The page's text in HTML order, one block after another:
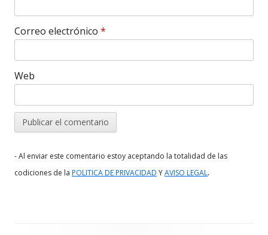
Correo electrónico *
Web
- Al enviar este comentario estoy aceptando la totalidad de las
codiciones de la POLITICA DE PRIVACIDAD YAVISO LEGAL.